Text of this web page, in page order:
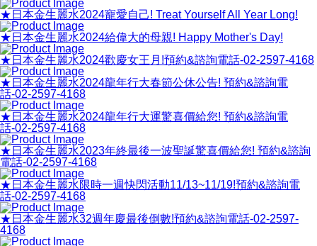
★日本金生麗水2024寵愛自己! Treat Yourself All Year Long!
★日本金生麗水2024給偉大的母親! Happy Mother's Day!
★日本金生麗水2024歡慶女王月!預約&諮詢電話-02-2597-4168
★日本金生麗水2024龍年行大春節公休公告! 預約&諮詢電
話-02-2597-4168
★日本金生麗水2024龍年行大運驚喜價給您! 預約&諮詢電
話-02-2597-4168
★日本金生麗水2023年終最後一波聖誕驚喜價給您! 預約&諮詢
電話-02-2597-4168
★日本金生麗水限時一週快閃活動11/13~11/19!預約&諮詢電
話-02-2597-4168
★日本金生麗水32週年慶最後倒數!預約&諮詢電話-02-2597-
4168